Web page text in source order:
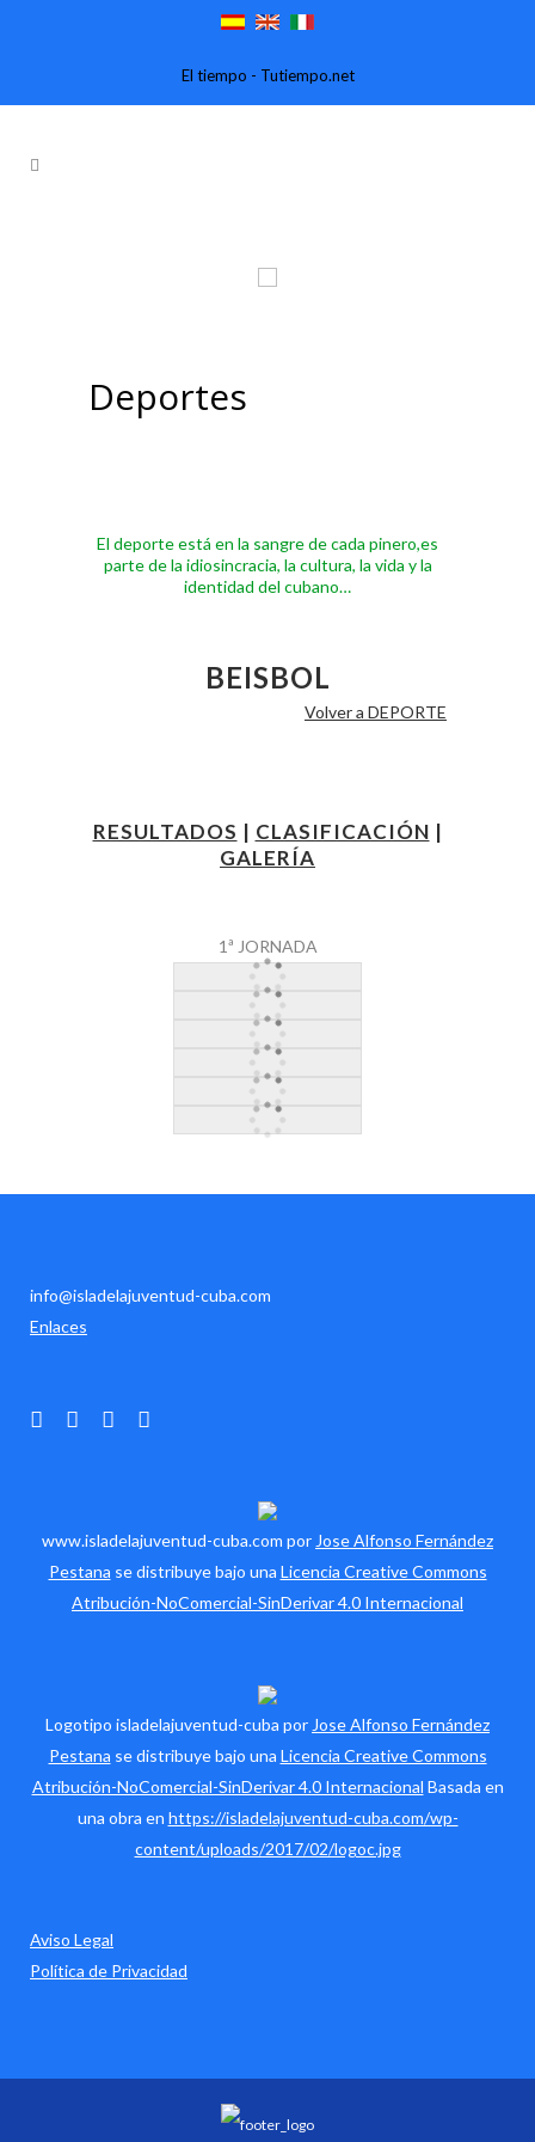
El tiempo - Tutiempo.net
Deportes
El deporte está en la sangre de cada pinero,es
parte de la idiosincracia, la cultura, la vida y la
identidad del cubano…
BEISBOL
Volver a DEPORTE
RESULTADOS | CLASIFICACIÓN |
GALERÍA
1ª JORNADA
info@isladelajuventud-cuba.com
Enlaces
www.isladelajuventud-cuba.com por Jose Alfonso Fernández
Pestana se distribuye bajo una Licencia Creative Commons
Atribución-NoComercial-SinDerivar 4.0 Internacional
Logotipo isladelajuventud-cuba por Jose Alfonso Fernández
Pestana se distribuye bajo una Licencia Creative Commons
Atribución-NoComercial-SinDerivar 4.0 Internacional Basada en
una obra en https://isladelajuventud-cuba.com/wp-
content/uploads/2017/02/logoc.jpg
Aviso Legal
Política de Privacidad